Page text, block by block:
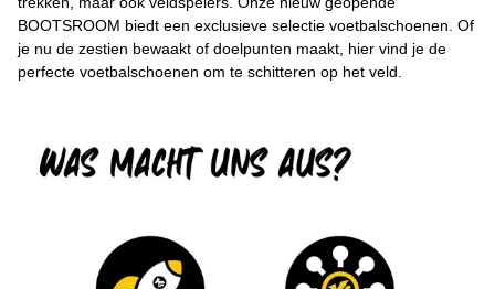
BOOTSROOM biedt een exclusieve selectie voetbalschoenen. Of
je nu de zestien bewaakt of doelpunten maakt, hier vind je de
perfecte voetbalschoenen om te schitteren op het veld.